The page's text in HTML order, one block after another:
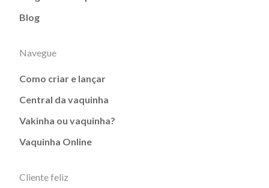
Blog
Navegue
Como criar e lançar
Central da vaquinha
Vakinha ou vaquinha?
Vaquinha Online
Cliente feliz